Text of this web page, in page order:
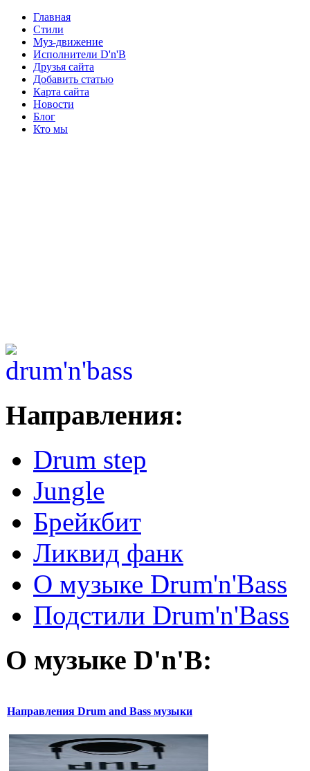
Главная
Стили
Муз-движение
Исполнители D'n'B
Друзья сайта
Добавить статью
Карта сайта
Новости
Блог
Кто мы
Направления:
Drum step
Jungle
Брейкбит
Ликвид фанк
О музыке Drum'n'Bass
Подстили Drum'n'Bass
О музыке D'n'B:
Направления Drum and Bass музыки